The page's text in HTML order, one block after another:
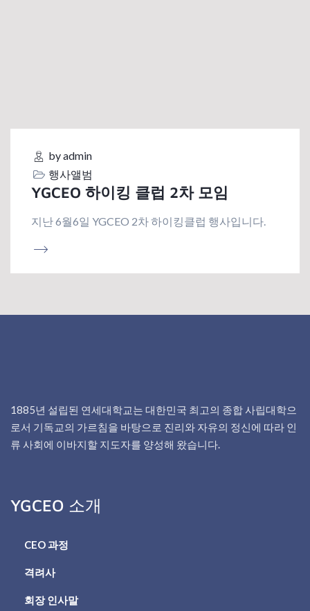
by admin
행사앨범
YGCEO 하이킹 클럽 2차 모임
지난 6월6일 YGCEO 2차 하이킹클럽 행사입니다.
1885년 설립된 연세대학교는 대한민국 최고의 종합 사립대학으
로서 기독교의 가르침을 바탕으로 진리와 자유의 정신에 따라 인
류 사회에 이바지할 지도자를 양성해 왔습니다.
YGCEO 소개
CEO 과정
격려사
회장 인사말